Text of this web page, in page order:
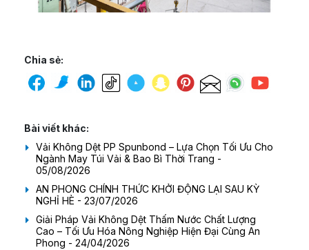
Chia sẻ:
Bài viết khác:
Vải Không Dệt PP Spunbond – Lựa Chọn Tối Ưu Cho
Ngành May Túi Vải & Bao Bì Thời Trang -
05/08/2026
AN PHONG CHÍNH THỨC KHỞI ĐỘNG LẠI SAU KỲ
NGHỈ HÈ - 23/07/2026
Giải Pháp Vải Không Dệt Thấm Nước Chất Lượng
Cao – Tối Ưu Hóa Nông Nghiệp Hiện Đại Cùng An
Phong - 24/04/2026